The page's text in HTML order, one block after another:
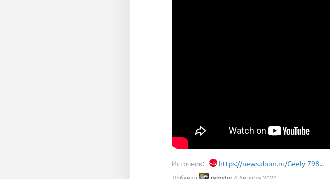
Источник: https://news.drom.ru/Geely-798...